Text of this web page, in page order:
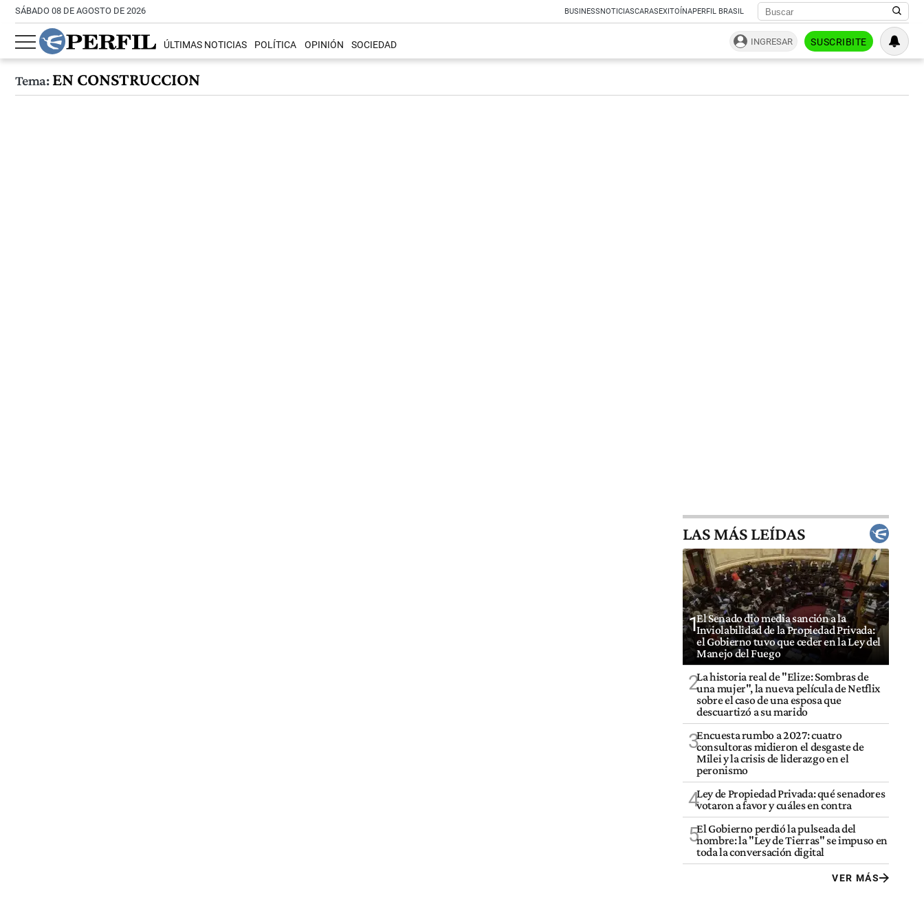
SÁBADO 08 DE AGOSTO DE 2026 BUSINESSNOTICIASCARASEXITOÍNAPERFIL BRASIL
ÚLTIMAS NOTICIAS POLÍTICA OPINIÓN SOCIEDAD INGRESAR SUSCRIBITE
Tema:EN CONSTRUCCION
LAS MÁS LEÍDAS
1El Senado dio media sanción a la
Inviolabilidad de la Propiedad Privada:
el Gobierno tuvo que ceder en la Ley del
Manejo del Fuego
2La historia real de "Elize: Sombras de
una mujer", la nueva película de Netflix
sobre el caso de una esposa que
descuartizó a su marido
3Encuesta rumbo a 2027: cuatro
consultoras midieron el desgaste de
Milei y la crisis de liderazgo en el
peronismo
4Ley de Propiedad Privada: qué senadores
votaron a favor y cuáles en contra
5El Gobierno perdió la pulseada del
nombre: la "Ley de Tierras" se impuso en
toda la conversación digital
VER MÁS